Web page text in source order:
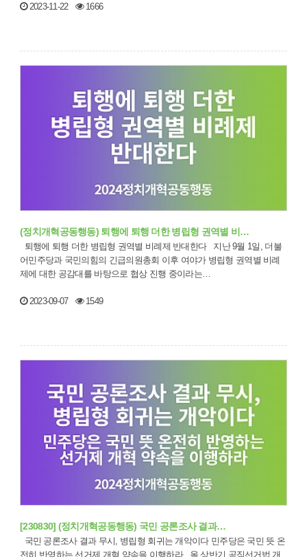
2023-11-22 1666
(정치개혁공동행동) 퇴행에 퇴행 더한 병립형 권역별 비…
어민주당과 국민의힘의 긴급의원총회 이후 여야가 병립형 권역별 비례
제에 대한 공감대를 바탕으로 협상 진행 중이라는…
2023-09-07 1549
[230830] (정치개혁공동행동) 국민 공론조사 결과…
전히 반영하는 선거제 개혁 약속을 이행하라 올 상반기 공직선거법 개